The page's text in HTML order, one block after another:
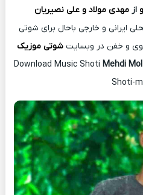
ازمهدی مولاد و علی نصیریان
ایرانی و خارجی باحال برای شوتی
و خفن در وبسایتشوتی موزیک
Download Music Shoti Mehdi
Shoti-